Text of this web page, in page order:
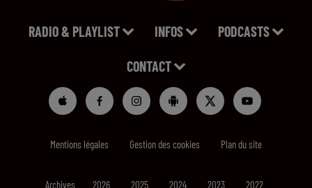
RADIO & PLAYLIST INFOS PODCASTS
CONTACT
Mentions légales Gestion des cookies Plan du site
Archives 2026 2025 2024 2023 2022